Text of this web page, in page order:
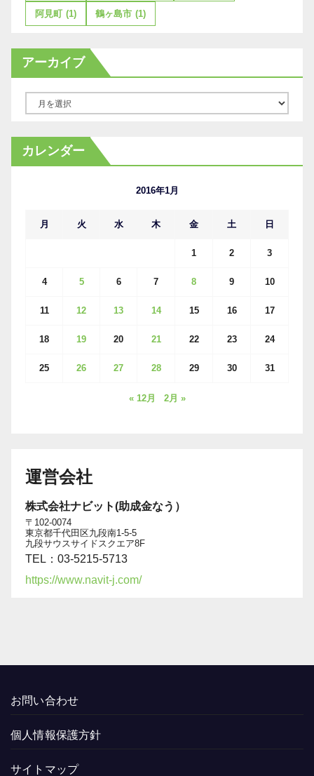
阿見町 (1) 鶴ヶ島市 (1)
アーカイブ
カ
イ
カレンダー
2016年1月
月 火 水 木 金 土 日
1 2 3
4 5 6 7 8 9 10
11 12 13 14 15 16 17
18 19 20 21 22 23 24
25 26 27 28 29 30 31
« 12月 2月 »
運営会社
株式会社ナビット(助成金なう）
〒102-0074
東京都千代田区九段南1-5-5
九段サウスサイドスクエア8F
TEL：03-5215-5713
https://www.navit-j.com/
お問い合わせ
個人情報保護方針
サイトマップ